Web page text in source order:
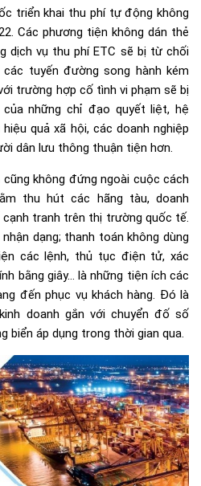
triển khai thu phí tự động không
Các phương tiện không dán thẻ
dịch vụ thu phí ETC sẽ bị từ chối
tuyến đường song hành kém
trường hợp cố tình vi phạm sẽ bị
những chỉ đạo quyết liệt, hệ
quả xã hội, các doanh nghiệp
dân lưu thông thuận tiện hơn.
cũng không đứng ngoài cuộc cách
thu hút các hãng tàu, doanh
tranh trên thị trường quốc tế.
dạng; thanh toán không dùng
các lệnh, thủ tục điện tử, xác
bằng giây… là những tiện ích các
đến phục vụ khách hàng. Đó là
doanh gắn với chuyển đố số
biển áp dụng trong thời gian qua.